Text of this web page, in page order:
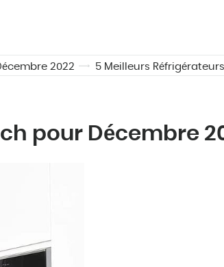
2022 5 Meilleurs
pour Décembre